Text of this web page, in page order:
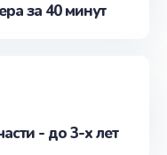
за 40 минут
- до 3-х лет